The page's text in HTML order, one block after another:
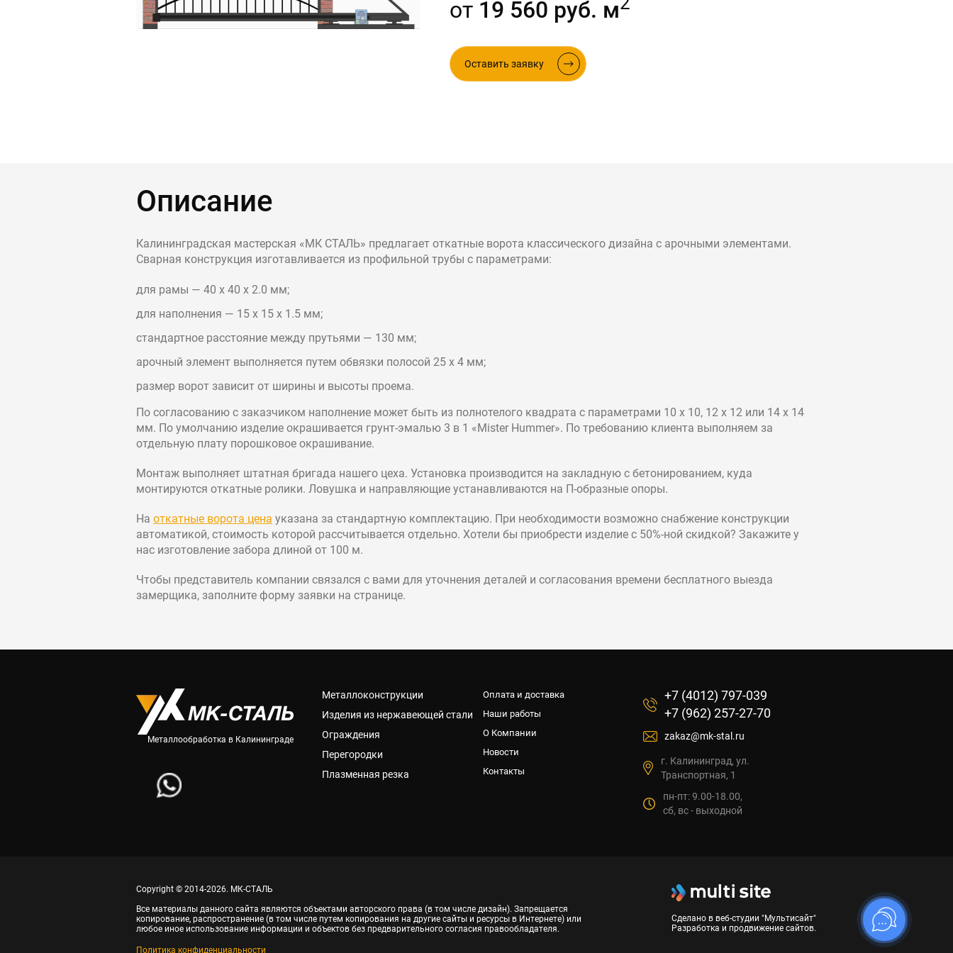
Интерьерные в стиле лофт
от 19 560 руб. м
Оставить заявку
Описание
Калининградская мастерская «МК СТАЛЬ» предлагает откатные ворота классического дизайна с арочными элементами.
Сварная конструкция изготавливается из профильной трубы с параметрами:
для рамы — 40 х 40 х 2.0 мм;
для наполнения — 15 х 15 х 1.5 мм;
стандартное расстояние между прутьями — 130 мм;
арочный элемент выполняется путем обвязки полосой 25 х 4 мм;
размер ворот зависит от ширины и высоты проема.
По согласованию с заказчиком наполнение может быть из полнотелого квадрата с параметрами 10 х 10, 12 х 12 или 14 х 14
мм. По умолчанию изделие окрашивается грунт-эмалью 3 в 1 «Mister Hummer». По требованию клиента выполняем за
отдельную плату порошковое окрашивание.
Монтаж выполняет штатная бригада нашего цеха. Установка производится на закладную с бетонированием, куда
монтируются откатные ролики. Ловушка и направляющие устанавливаются на П-образные опоры.
На откатные ворота цена указана за стандартную комплектацию. При необходимости возможно снабжение конструкции
автоматикой, стоимость которой рассчитывается отдельно. Хотели бы приобрести изделие с 50%-ной скидкой? Закажите у
нас изготовление забора длиной от 100 м.
Чтобы представитель компании связался с вами для уточнения деталей и согласования времени бесплатного выезда
замерщика, заполните форму заявки на странице.
Металлообработка в Калининграде
Металлоконструкции
Изделия из нержавеющей стали
Ограждения
Перегородки
Плазменная резка
Оплата и доставка
Наши работы
О Компании
Новости
Контакты
+7 (4012) 797-039
+7 (962) 257-27-70
zakaz@mk-stal.ru
г. Калининград, ул.
Транспортная, 1
пн-пт: 9.00-18.00,
сб, вс - выходной
Copyright © 2014-2026. МК-СТАЛЬ
Все материалы данного сайта являются объектами авторского права (в том числе дизайн). Запрещается
копирование, распространение (в том числе путем копирования на другие сайты и ресурсы в Интернете) или
любое иное использование информации и объектов без предварительного согласия правообладателя.
Сделано в веб-студии "Мультисайт"
Разработка и продвижение сайтов.
Политика конфиденциальности